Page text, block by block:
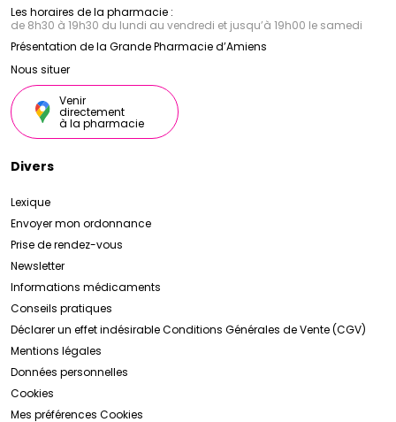
Les horaires de la pharmacie :
de 8h30 à 19h30 du lundi au vendredi et jusqu’à 19h00 le samedi
Présentation de la Grande Pharmacie d’Amiens
Nous situer
Venir
directement
à la pharmacie
Divers
Lexique
Envoyer mon ordonnance
Prise de rendez-vous
Newsletter
Informations médicaments
Conseils pratiques
Déclarer un effet indésirableConditions Générales de Vente (CGV)
Mentions légales
Données personnelles
Cookies
Mes préférences Cookies